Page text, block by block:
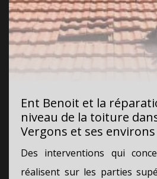
Ent Benoit et la
niveau de la toiture
Vergons et ses environs
Des interventions qui
réalisent sur les parties